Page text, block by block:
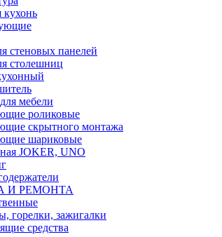
кухонь
стеновых панелей
столешниц
мебели
роликовые
скрытного монтажа
шариковые
JOKER, UNO
И РЕМОНТА
горелки, зажигалки
средства